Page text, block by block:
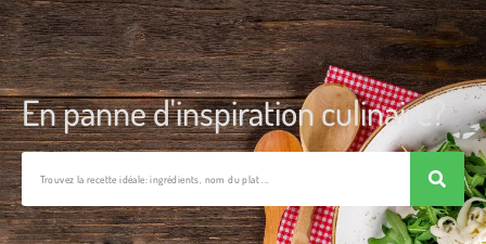
En panne d'inspiration culinaire?